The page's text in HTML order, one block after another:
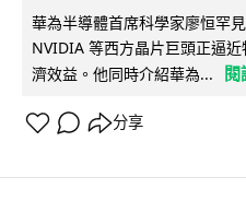
華為半導體首席科學家廖恒罕
NVIDIA 等西方晶片巨頭正逼
濟效益。他同時介紹華為...
分享